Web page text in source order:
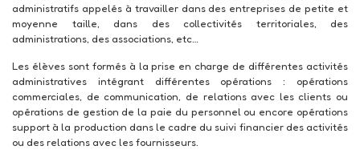
administratifs appelés à travailler dans des entreprises de petite et
moyenne taille, dans des collectivités territoriales, des
administrations, des associations, etc…
Les élèves sont formés à la prise en charge de différentes activités
administratives intégrant différentes opérations : opérations
commerciales, de communication, de relations avec les clients ou
opérations de gestion de la paie du personnel ou encore opérations
support à la production dans le cadre du suivi financier des activités
ou des relations avec les fournisseurs.